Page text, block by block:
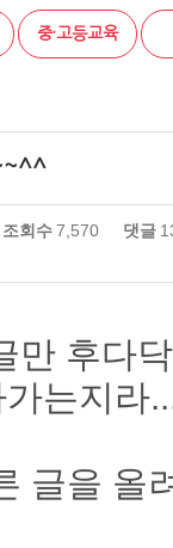
중·고등교육
조회수7,570 댓글
만 후다
가는지라
글을 올